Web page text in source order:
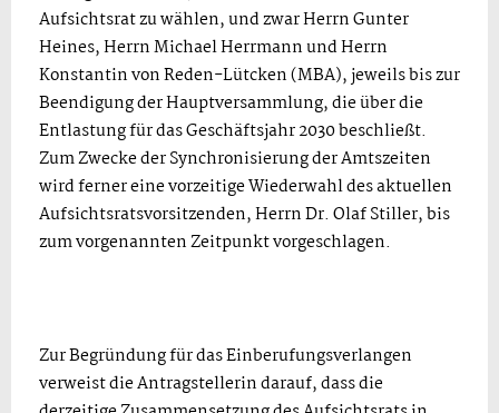
Aufsichtsrat zu wählen, und zwar Herrn Gunter
Heines, Herrn Michael Herrmann und Herrn
Konstantin von Reden-Lütcken (MBA), jeweils bis zur
Beendigung der Hauptversammlung, die über die
Entlastung für das Geschäftsjahr 2030 beschließt.
Zum Zwecke der Synchronisierung der Amtszeiten
wird ferner eine vorzeitige Wiederwahl des aktuellen
Aufsichtsratsvorsitzenden, Herrn Dr. Olaf Stiller, bis
zum vorgenannten Zeitpunkt vorgeschlagen.
Zur Begründung für das Einberufungsverlangen
verweist die Antragstellerin darauf, dass die